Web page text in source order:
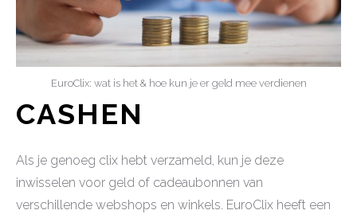
EuroClix: wat is het & hoe kun je er geld mee verdienen
CASHEN
Als je genoeg clix hebt verzameld, kun je deze
inwisselen voor geld of cadeaubonnen van
verschillende webshops en winkels. EuroClix heeft een